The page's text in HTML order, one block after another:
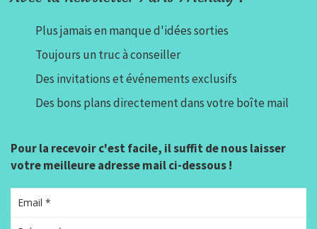
Plus jamais en manque d'idées sorties
Toujours un truc à conseiller
Des invitations et événements exclusifs
Des bons plans directement dans votre boîte mail
Pour la recevoir c'est facile, il suffit de nous laisser
votre meilleure adresse mail ci-dessous !